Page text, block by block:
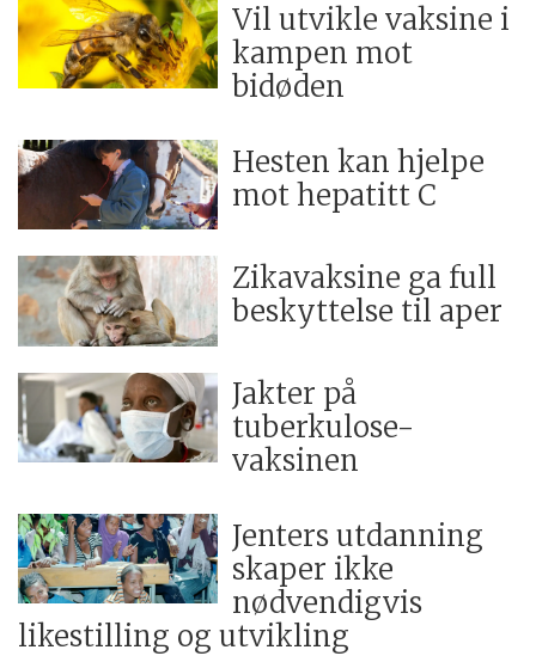
Vil utvikle vaksine i
kampen mot
bidøden
Hesten kan hjelpe
mot hepatitt C
Zikavaksine ga full
beskyttelse til aper
Jakter på
tuberkulose-
vaksinen
Jenters utdanning
skaper ikke
nødvendigvis
likestilling og utvikling